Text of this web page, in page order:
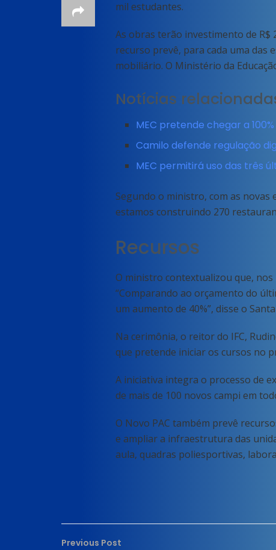
mil estudantes.
As obras terão investimento de R$
recurso prevê, para cada uma das
mobiliário. O Ministério da
Notícias
MEC pretende chegar a
Camilo defende regulação
MEC permitirá uso das três
Segundo o ministro, com as novas
estamos construindo 270
Recursos
O ministro contextualizou que,
“Comparando ao orçamento do
um aumento de 40%”, disse o
Na cerimônia, o reitor do IFC,
que pretende iniciar os cursos no
A iniciativa integra o processo de
de mais de 100 novos campi em
O Novo PAC também prevê
e ampliar a infraestrutura das
aula, quadras poliesportivas,
Previous Post